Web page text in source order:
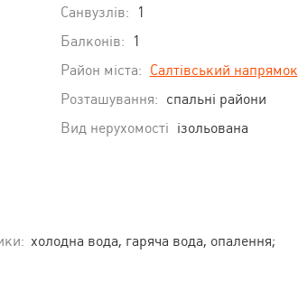
Санвузлів:
1
Балконів:
1
Район міста: Салтівський напрямок
Розташування: спальні райони
Вид нерухомості ізольована
холодна вода, гаряча вода, опалення;